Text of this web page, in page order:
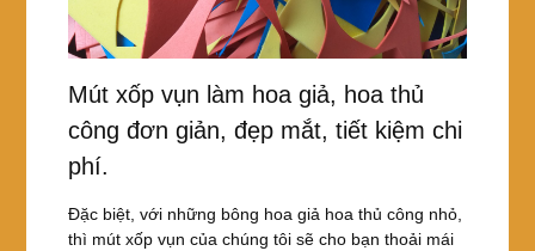
Mút xốp vụn làm hoa giả, hoa thủ
công đơn giản, đẹp mắt, tiết kiệm chi
phí.
Đặc biệt, với những bông hoa giả hoa thủ công nhỏ,
thì mút xốp vụn của chúng tôi sẽ cho bạn thoải mái